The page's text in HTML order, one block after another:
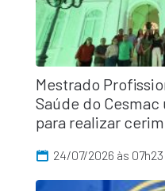
Mestrado
Saúde do
para realizar
24/07/2026 às 07h23